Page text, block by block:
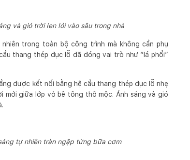
và gió trời len lỏi vào sâu trong nhà
trong toàn bộ công trình mà không cần phụ
thang thép đục lỗ đã đóng vai trò như “lá phổi”
được kết nối bằng hệ cầu thang thép đục lỗ nhẹ
giữa lớp vỏ bê tông thô mộc. Ánh sáng và gió
tự nhiên tràn ngập từng bữa cơm